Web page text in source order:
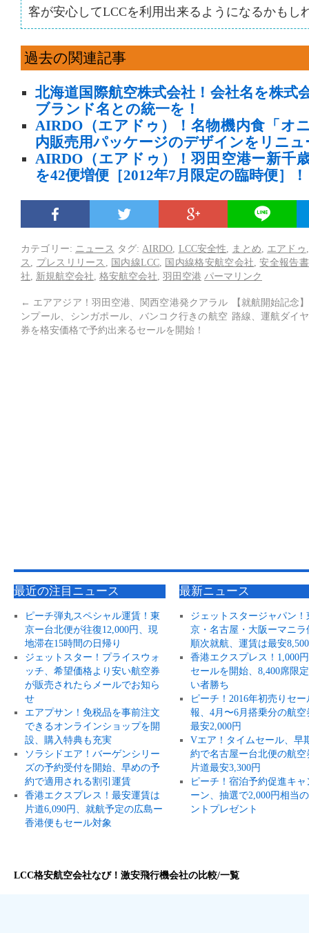
客が安心してLCCを利用出来るようになるかもし
過去の関連記事
北海道国際航空株式会社！会社名を株式
ブランド名との統一を！
AIRDO（エアドゥ）！名物機内食「オ
内販売用パッケージのデザインをリニュ
AIRDO（エアドゥ）！羽田空港ー新千
を42便増便［2012年7月限定の臨時便］！
カテゴリー: ニュース タグ: AIRDO LCC安全性 まとめ エアドゥ
ス
プレスリリース 国内線LCC 国内線格安航空会社 ,安全報告書
社
新規航空会社 格安航空会社 羽田空港 パーマリンク
← エアアジア！羽田空港、関西空港発クアラル
ンプール、シンガポール、バンコク行きの航空
券を格安価格で予約出来るセールを開始！
【就航開始記念
路線、運航ダイ
最近の注目ニュース
ピーチ弾丸スペシャル運賃！東
京ー台北便が往復12,000円、現
地滞在15時間の日帰り
ジェットスター！プライスウォ
ッチ、希望価格より安い航空券
が販売されたらメールでお知ら
せ
エアプサン！免税品を事前注文
できるオンラインショップを開
設、購入特典も充実
ソラシドエア！バーゲンシリー
ズの予約受付を開始、早めの予
約で適用される割引運賃
香港エクスプレス！最安運賃は
片道6,090円、就航予定の広島ー
香港便もセール対象
最新ニュース
ジェットスタージャパン！
京・名古屋・大阪ーマニラ
順次就航、運賃は最安
香港エクスプレス！1,000
セールを開始、8,400席限
い者勝ち
ピーチ！2016年初売りセー
報、4月〜6月搭乗分の航空
最安2,000円
Vエア！タイムセール、早
約で名古屋ー台北便の航空
片道最安3,300円
ピーチ！宿泊予約促進キャ
ーン、抽選で2,000円相当
ントプレゼント
LCC格安航空会社なび！激安飛行機会社の比較/一覧